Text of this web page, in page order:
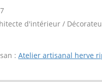
d'intérieur /
: Atelier artisanal herve